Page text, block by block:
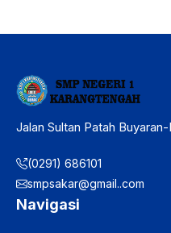
Jalan Sultan Patah
(0291) 686101
smpsakar@gmail..com
Navigasi